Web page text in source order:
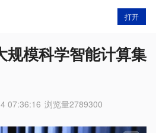
打开
规模科学智能计算集
07:36:16 浏览量2789300